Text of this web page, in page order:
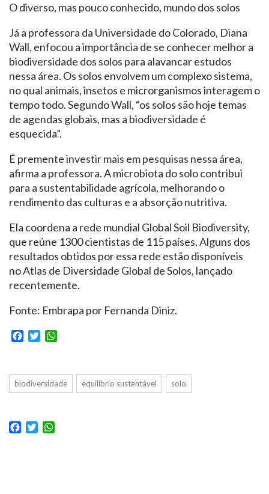
O diverso, mas pouco conhecido, mundo dos solos
Já a professora da Universidade do Colorado, Diana
Wall, enfocou a importância de se conhecer melhor a
biodiversidade dos solos para alavancar estudos
nessa área. Os solos envolvem um complexo sistema,
no qual animais, insetos e microrganismos interagem o
tempo todo. Segundo Wall, “os solos são hoje temas
de agendas globais, mas a biodiversidade é
esquecida”.
É premente investir mais em pesquisas nessa área,
afirma a professora. A microbiota do solo contribui
para a sustentabilidade agrícola, melhorando o
rendimento das culturas e a absorção nutritiva.
Ela coordena a rede mundial Global Soil Biodiversity,
que reúne 1300 cientistas de 115 países. Alguns dos
resultados obtidos por essa rede estão disponíveis
no Atlas de Diversidade Global de Solos, lançado
recentemente.
Fonte: Embrapa por Fernanda Diniz.
Facebook
Twitter
biodiversidade equilibrio sustentável solo
Facebook
Twitter